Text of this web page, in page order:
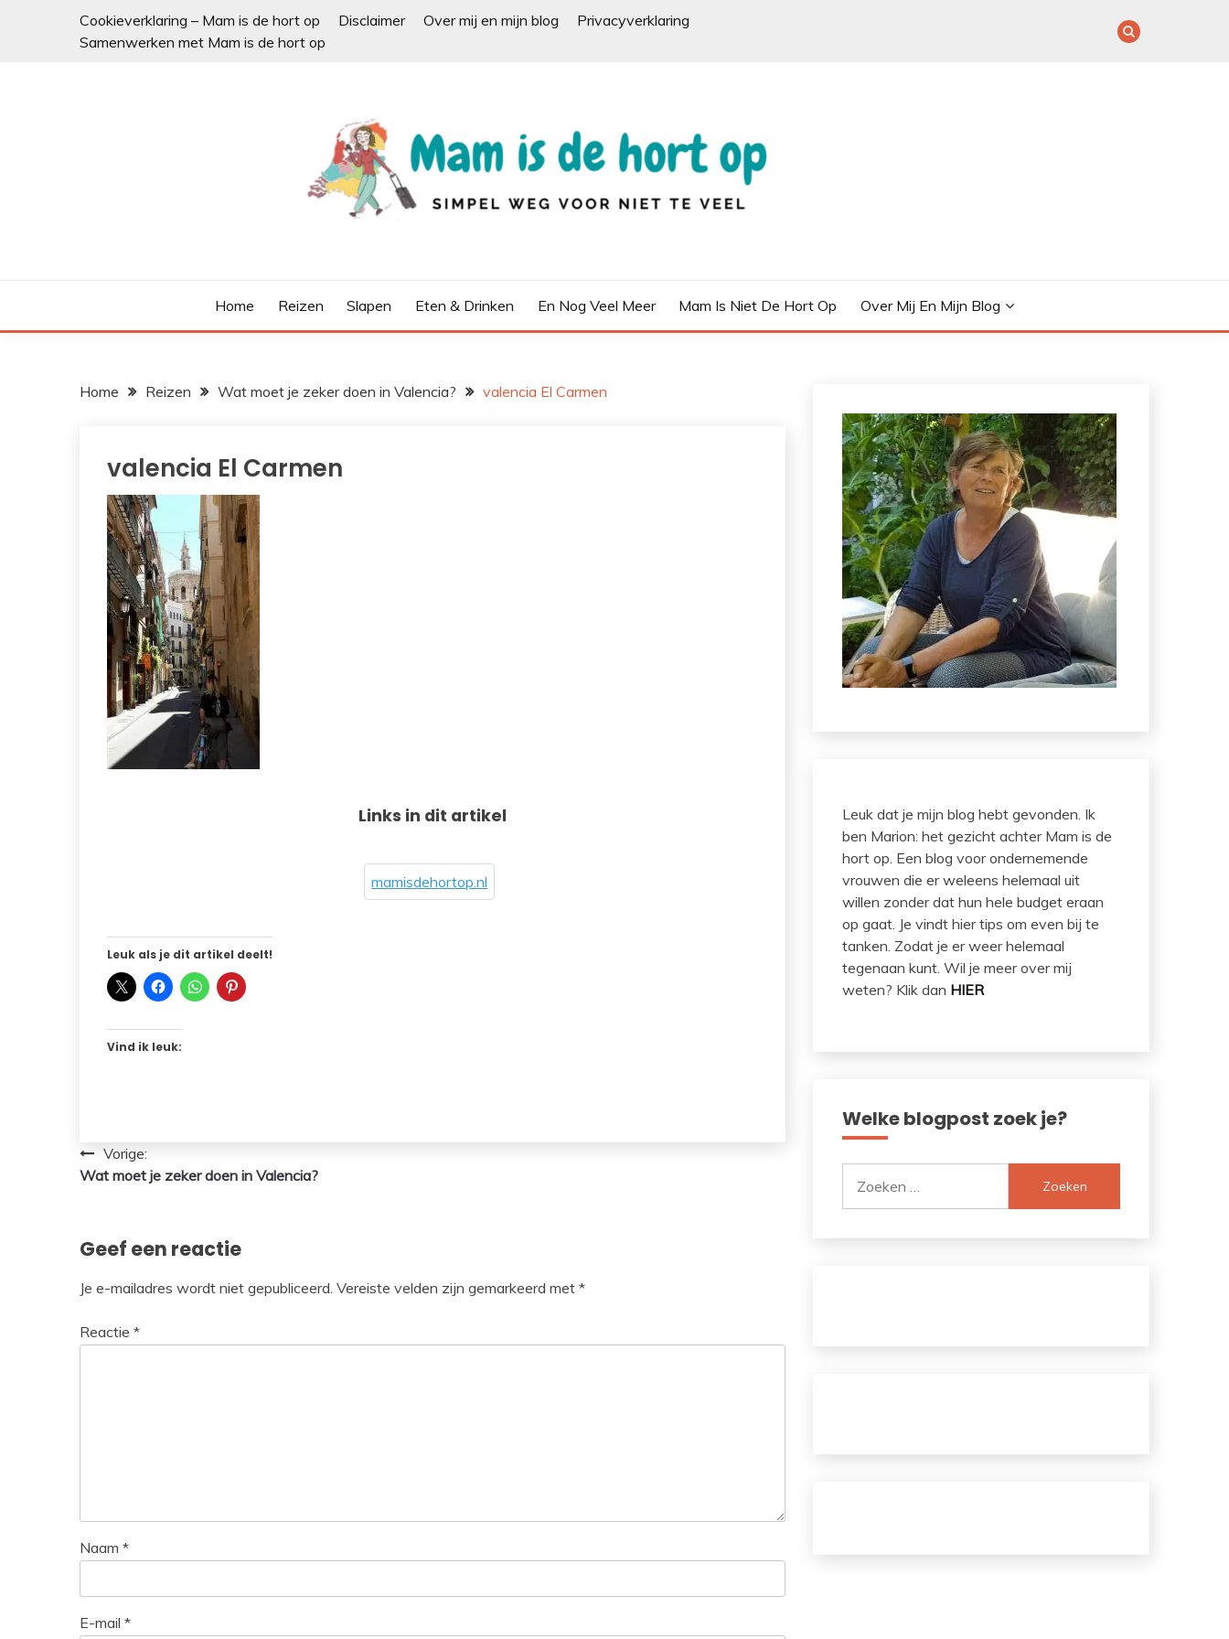
Cookieverklaring – Mam is de hort op Disclaimer Over mij en mijn blog
Privacyverklaring
Samenwerken met Mam is de hort op
Home Reizen Slapen Eten & Drinken En Nog Veel Meer Mam Is Niet De Hort Op Over Mij En Mijn Blog
Home Reizen Wat moet je zeker doen in Valencia? valencia El Carmen
valencia El Carmen
Links in dit artikel
mamisdehortop.nl
Leuk als je dit artikel deelt!
Vind ik leuk:
Bericht
navigatie
Vorige:
Wat moet je zeker doen in Valencia?
Geef een reactie
Je e-mailadres wordt niet gepubliceerd. Vereiste velden zijn gemarkeerd met *
Reactie *
Naam *
E-mail *
Leuk dat je mijn blog hebt gevonden. Ik
ben Marion: het gezicht achter Mam is de
hort op. Een blog voor ondernemende
vrouwen die er weleens helemaal uit
willen zonder dat hun hele budget eraan
op gaat. Je vindt hier tips om even bij te
tanken. Zodat je er weer helemaal
tegenaan kunt. Wil je meer over mij
weten? Klik dan HIER
Welke blogpost zoek je?
naar: